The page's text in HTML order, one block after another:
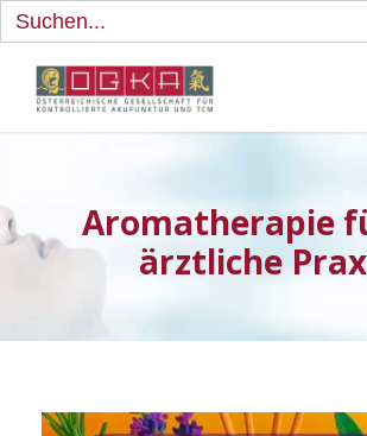
Search
for:
Aromatherapie
ärztliche